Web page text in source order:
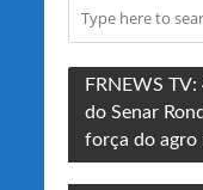
FRNEWS
do Senar
força do agro